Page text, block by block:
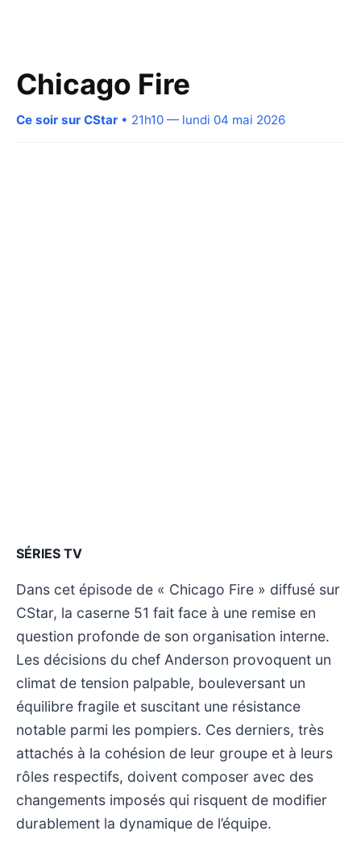
Chicago Fire
Ce soir sur CStar • 21h10 — lundi 04 mai 2026
SÉRIES TV
Dans cet épisode de « Chicago Fire » diffusé sur
CStar, la caserne 51 fait face à une remise en
question profonde de son organisation interne.
Les décisions du chef Anderson provoquent un
climat de tension palpable, bouleversant un
équilibre fragile et suscitant une résistance
notable parmi les pompiers. Ces derniers, très
attachés à la cohésion de leur groupe et à leurs
rôles respectifs, doivent composer avec des
changements imposés qui risquent de modifier
durablement la dynamique de l’équipe.